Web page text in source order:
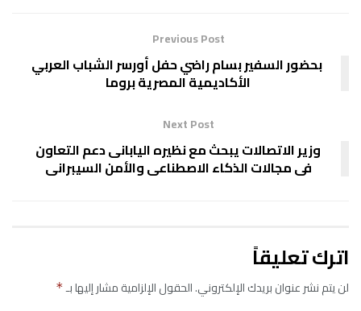
Previous Post
‏ ‏بحضور السفير بسام راضي حفل أورسر الشباب العربي
الأكاديمية المصرية بروما
Next Post
وزير الاتصالات يبحث مع نظيره اليابانى دعم التعاون
فى مجالات الذكاء الاصطناعى والأمن السيبرانى
اترك تعليقاً
لن يتم نشر عنوان بريدك الإلكتروني.الحقول الإلزامية مشار إليها بـ*